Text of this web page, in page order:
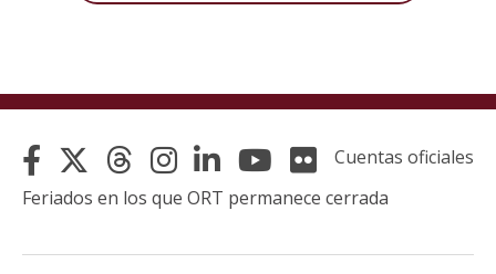
Cuentas oficiales
Feriados en los que ORT permanece cerrada